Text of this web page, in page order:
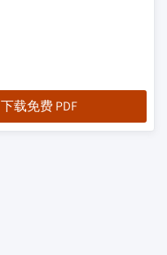
下载免费 PDF